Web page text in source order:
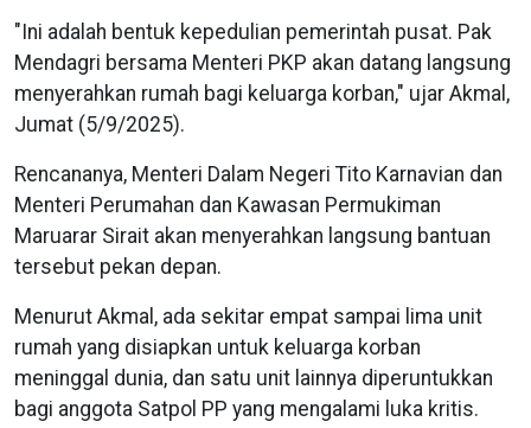
"Ini adalah bentuk kepedulian pemerintah pusat. Pak
Mendagri bersama Menteri PKP akan datang langsung
menyerahkan rumah bagi keluarga korban," ujar Akmal,
Jumat (5/9/2025).
Rencananya, Menteri Dalam Negeri Tito Karnavian dan
Menteri Perumahan dan Kawasan Permukiman
Maruarar Sirait akan menyerahkan langsung bantuan
tersebut pekan depan.
Menurut Akmal, ada sekitar empat sampai lima unit
rumah yang disiapkan untuk keluarga korban
meninggal dunia, dan satu unit lainnya diperuntukkan
bagi anggota Satpol PP yang mengalami luka kritis.